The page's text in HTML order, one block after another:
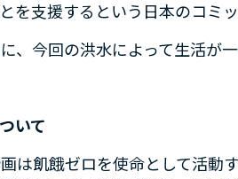
を支援するという日本のコミ
、今回の洪水によって生活が
いて
は飢餓ゼロを使命として活動